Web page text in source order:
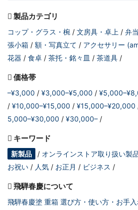
製品カテゴリ
コップ・グラス・椀 文房具・卓上 弁
張小箱
額・写真立て アクセサリー
花器
食卓 茶托・銘々皿 茶道具
価格帯
–¥3,000 ¥3,000–¥5,000
¥10,000–¥15,000
¥15,000–¥20,000
5,000–¥30,000
¥30,000–
キーワード
新製品 オンラインストア取り扱い製
お祝い
人気 お正月 ビジネス
飛騨春慶について
飛騨春慶塗 重箱 選び方・使い方・お手